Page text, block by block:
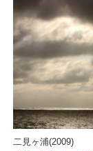
二見ヶ浦(2009)